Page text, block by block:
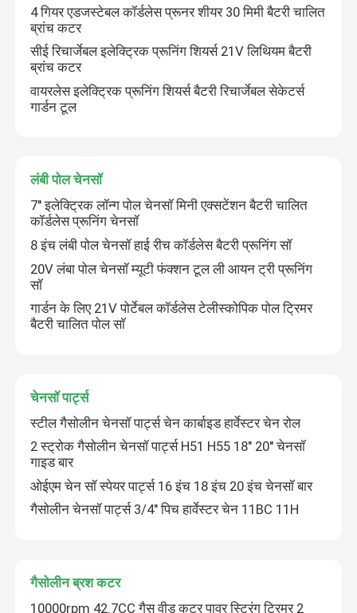
घर
विडियो
4 गियर एडजस्टेबल कॉर्डलेस प्रूनर शीयर 30 मिमी बैटरी चालित
ब्रांच कटर
सीई रिचार्जेबल इलेक्ट्रिक प्रूनिंग शियर्स 21V लिथियम बैटरी
ब्रांच कटर
वायरलेस इलेक्ट्रिक प्रूनिंग शियर्स बैटरी रिचार्जेबल सेकेटर्स
गार्डन टूल
लंबी पोल चेनसॉ
7'' इलेक्ट्रिक लॉन्ग पोल चेनसॉ मिनी एक्सटेंशन बैटरी चालित
कॉर्डलेस प्रूनिंग चेनसॉ
8 इंच लंबी पोल चेनसॉ हाई रीच कॉर्डलेस बैटरी प्रूनिंग सॉ
20V लंबा पोल चेनसॉ म्यूटी फंक्शन टूल ली आयन ट्री प्रूनिंग
सॉ
गार्डन के लिए 21V पोर्टेबल कॉर्डलेस टेलीस्कोपिक पोल ट्रिमर
बैटरी चालित पोल सॉ
चेनसॉ पार्ट्स
स्टील गैसोलीन चेनसॉ पार्ट्स चेन कार्बाइड हार्वेस्टर चेन रोल
2 स्ट्रोक गैसोलीन चेनसॉ पार्ट्स H51 H55 18" 20'' चेनसॉ
गाइड बार
ओईएम चेन सॉ स्पेयर पार्ट्स 16 इंच 18 इंच 20 इंच चेनसॉ बार
गैसोलीन चेनसॉ पार्ट्स 3/4" पिच हार्वेस्टर चेन 11BC 11H
गैसोलीन ब्रश कटर
10000rpm 42.7CC गैस वीड कटर पावर स्ट्रिंग ट्रिमर 2